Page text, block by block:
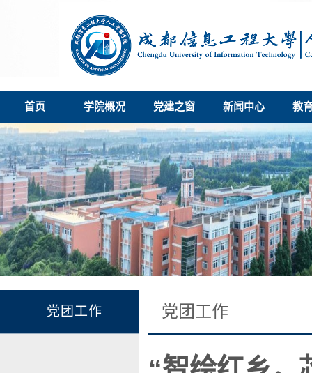
首页 学院概况 党建之窗 新闻中心 教
党团工作 党团工作